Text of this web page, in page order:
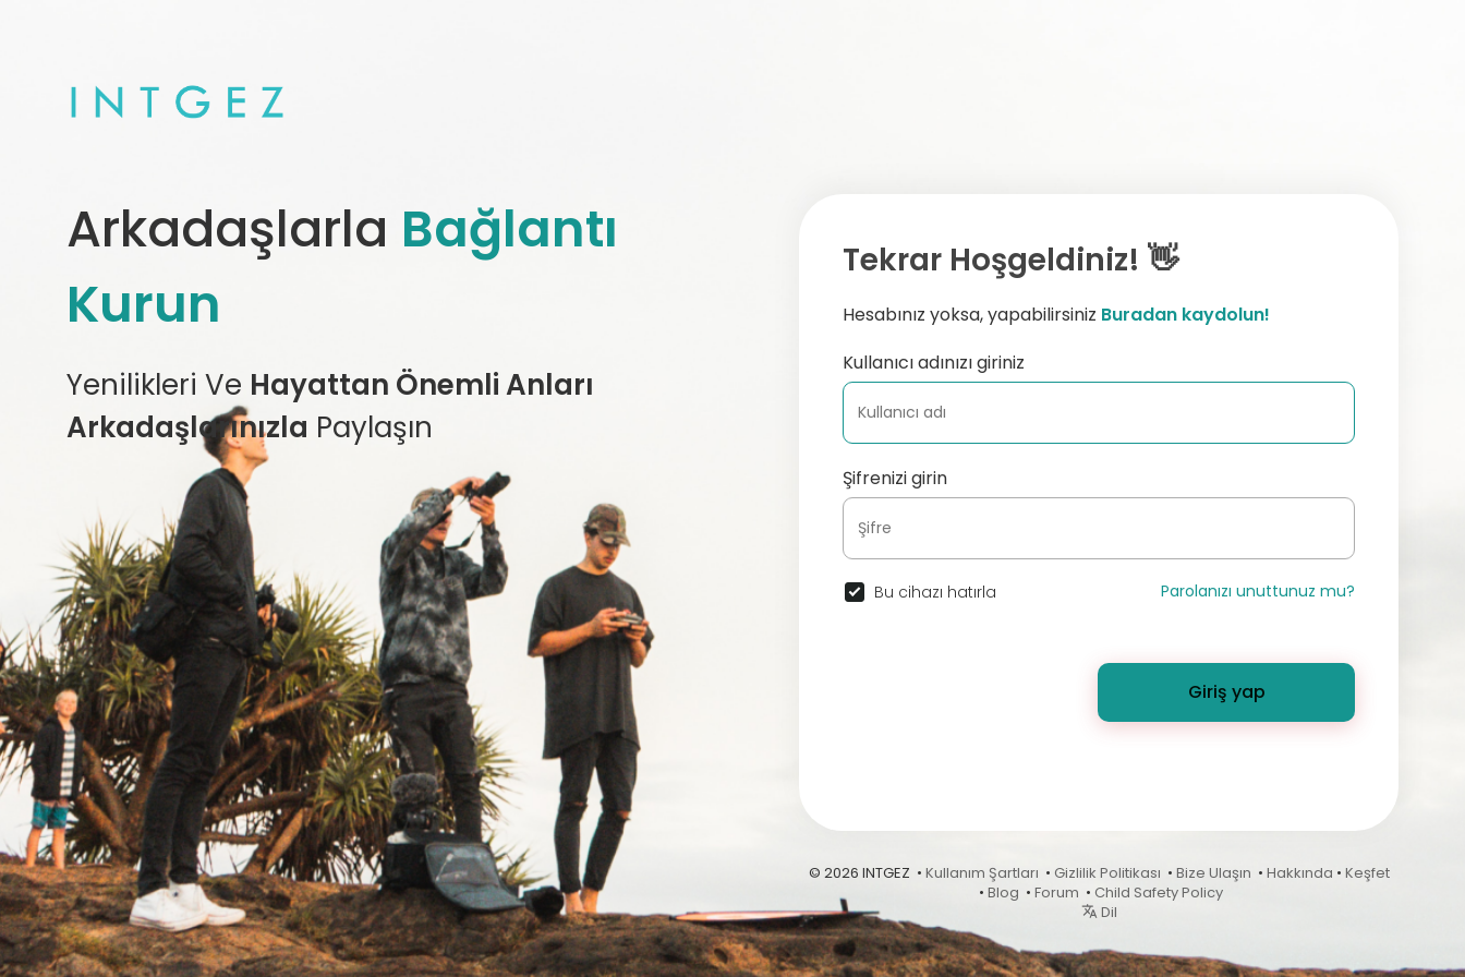
Arkadaşlarla Bağlantı
Kurun
Yenilikleri Ve Hayattan Önemli Anları
Arkadaşlarınızla Paylaşın
Tekrar Hoşgeldiniz! 👋
Hesabınız yoksa, yapabilirsiniz Buradan kaydolun!
Kullanıcı adınızı giriniz
Şifrenizi girin
Bu cihazı hatırla Parolanızı unuttunuz mu?
Giriş yap
© 2026 INTGEZ • Kullanım Şartları • Gizlilik Politikası • Bize Ulaşın • Hakkında • Keşfet
• Blog • Forum • Child Safety Policy
Dil